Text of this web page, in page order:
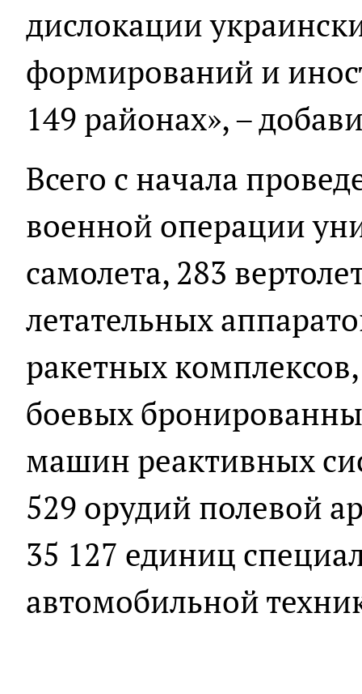
дислокации
формирований и
149 районах», –
Всего с начала
военной операции
самолета, 283
летательных
ракетных
боевых
машин реактивных
529 орудий полевой
35 127 единиц
автомобильной